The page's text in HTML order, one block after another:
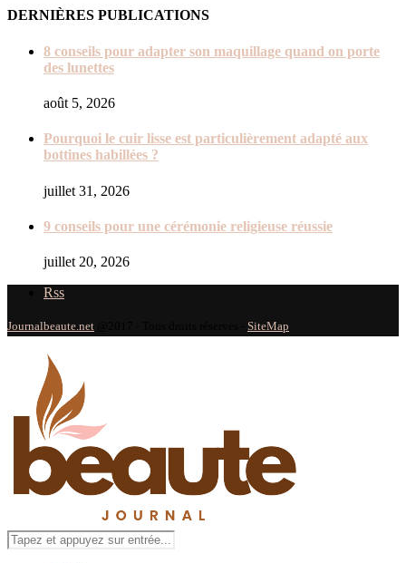
DERNIÈRES PUBLICATIONS
8 conseils pour adapter son maquillage quand on porte
des lunettes
août 5, 2026
Pourquoi le cuir lisse est particulièrement adapté aux
bottines habillées ?
juillet 31, 2026
9 conseils pour une cérémonie religieuse réussie
juillet 20, 2026
Rss
Journalbeaute.net SiteMap